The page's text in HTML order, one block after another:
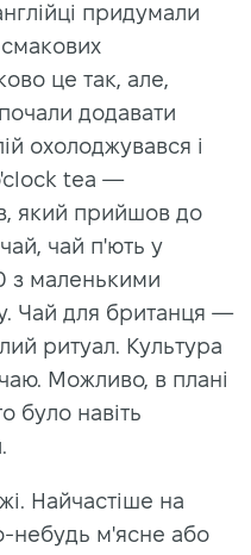
придумали
це так, але,
додавати
охолоджувався і
tea —
який прийшов до
чай п'ють у
з маленькими
Чай для британця —
ритуал. Культура
Можливо, в плані
було навіть
Найчастіше на
небудь м'ясне або